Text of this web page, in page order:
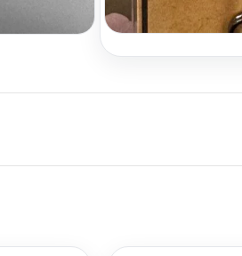
Prekės ženklas: